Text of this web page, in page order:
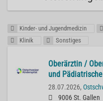
Kinder- und Jugendmedizin
Klinik
Sonstiges
Oberärztin /
und
28.07.2026,
9006 St. Gallen